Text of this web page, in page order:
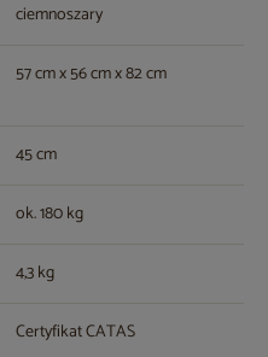
ciemnoszary
57 cm x 56 cm x 82 cm
45 cm
ok. 180 kg
4,3 kg
Certyfikat CATAS